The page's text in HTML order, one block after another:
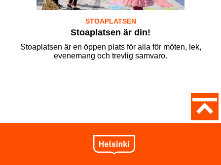
STOAPLATSEN
Stoaplatsen är din!
Stoaplatsen är en öppen plats för alla för möten, lek,
evenemang och trevlig samvaro.